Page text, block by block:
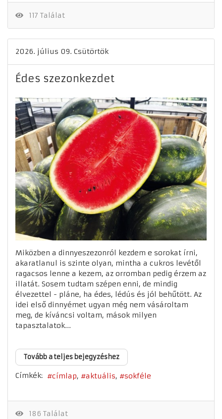
117 Találat
2026. július 09. Csütörtök
Édes szezonkezdet
Miközben a dinnyeszezonról kezdem e sorokat írni,
akaratlanul is szinte olyan, mintha a cukros levétől
ragacsos lenne a kezem, az orromban pedig érzem az
illatát. Sosem tudtam szépen enni, de mindig
élvezettel - pláne, ha édes, lédús és jól behűtött. Az
idei első dinnyémet ugyan még nem vásároltam
meg, de kíváncsi voltam, mások milyen
tapasztalatok...
Tovább a teljes bejegyzéshez
Címkék: címlap aktuális sokféle
186 Találat